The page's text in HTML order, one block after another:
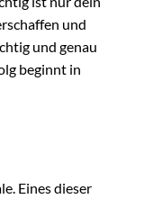
und
und genau
beginnt in
Eines dieser